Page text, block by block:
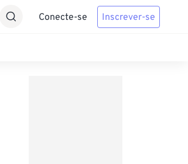
Conecte-se Inscrever-se